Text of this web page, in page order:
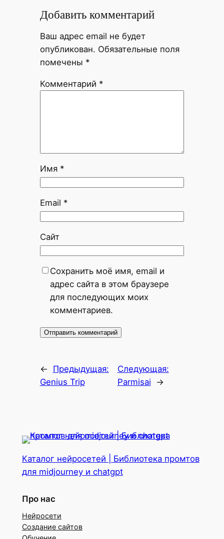
Добавить комментарий
Ваш адрес email не будет
опубликован. Обязательные поля
помечены *
Комментарий *
Имя *
Email *
Сайт
Сохранить моё имя, email и
адрес сайта в этом браузере
для последующих моих
комментариев.
←
Предыдущая:
Genius Trip
Следующая:
Parmisai
→
Каталог нейросетей | Библиотека промтов
для midjourney и chatgpt
Про нас
Нейросети
Создание сайтов